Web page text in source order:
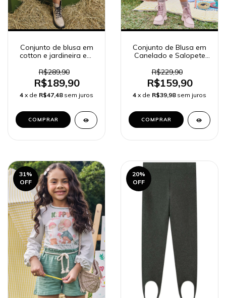
Conjunto de blusa em
cotton e jardineira em
Safari 90675
R$289,90
R$189,90
4 x de R$47,48 sem juros
COMPRAR
Conjunto de Blusa em
Canelado e Salopete
Pelúcia 89904 Kukiê
Infantil Menina
R$229,90
R$159,90
4 x de R$39,98 sem juros
COMPRAR
31%
OFF
20%
OFF